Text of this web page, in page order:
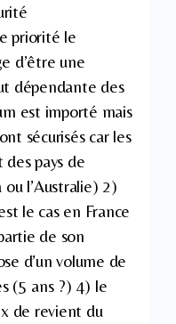
priorité le
d’être une
dépendante des
est importé mais
sécurisés car les
pays de
l’Australie) 2)
le cas en France
de son
d’un volume de
(5 ans ?) 4) le
de revient du